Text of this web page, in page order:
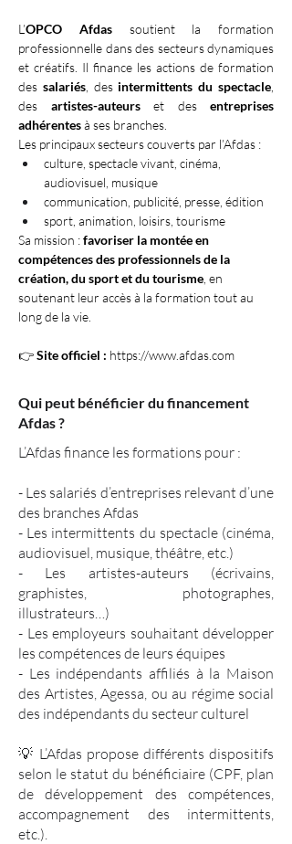
L’OPCO Afdas soutient la formation
professionnelle dans des secteurs dynamiques
et créatifs. Il finance les actions de formation
des salariés, des intermittents du spectacle
des artistes-auteurs et des entreprises
adhérentes à ses branches.
Les principaux secteurs couverts par l’Afdas :
culture, spectacle vivant, cinéma,
audiovisuel, musique
communication, publicité, presse, édition
sport, animation, loisirs, tourisme
Sa mission : favoriser la montée en
compétences des professionnels de la
création, du sport et du tourisme , en
soutenant leur accès à la formation tout au
long de la vie.
👉 Site officiel : https://www.afdas.com
Qui peut bénéficier du financement
Afdas ?
L’Afdas finance les formations pour :
- Les salariés d’entreprises relevant d’une
des branches Afdas
- Les intermittents du spectacle (cinéma,
audiovisuel, musique, théâtre, etc.)
- Les artistes-auteurs (écrivains,
graphistes, photographes,
illustrateurs…)
- Les employeurs souhaitant développer
les compétences de leurs équipes
- Les indépendants affiliés à la Maison
des Artistes, Agessa, ou au régime social
des indépendants du secteur culturel
💡 L’Afdas propose différents dispositifs
selon le statut du bénéficiaire (CPF, plan
de développement des compétences,
accompagnement des intermittents,
etc.).